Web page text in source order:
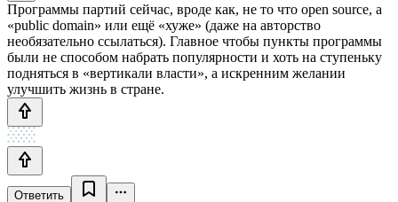
Программы партий сейчас, вроде как, не то что open source, а
«public domain» или ещё «хуже» (даже на авторство
необязательно ссылаться). Главное чтобы пункты программы
были не способом набрать популярности и хоть на ступеньку
подняться в «вертикали власти», а искренним желании
улучшить жизнь в стране.
Ответить